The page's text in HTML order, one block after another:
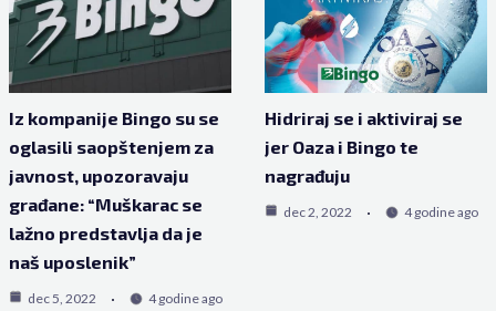
Iz kompanije Bingo su se
oglasili saopštenjem za
javnost, upozoravaju
građane: “Muškarac se
lažno predstavlja da je
naš uposlenik”
dec 5, 2022 4 godine ago
Hidriraj se i aktiviraj se
jer Oaza i Bingo te
nagrađuju
dec 2, 2022 4 godine ago